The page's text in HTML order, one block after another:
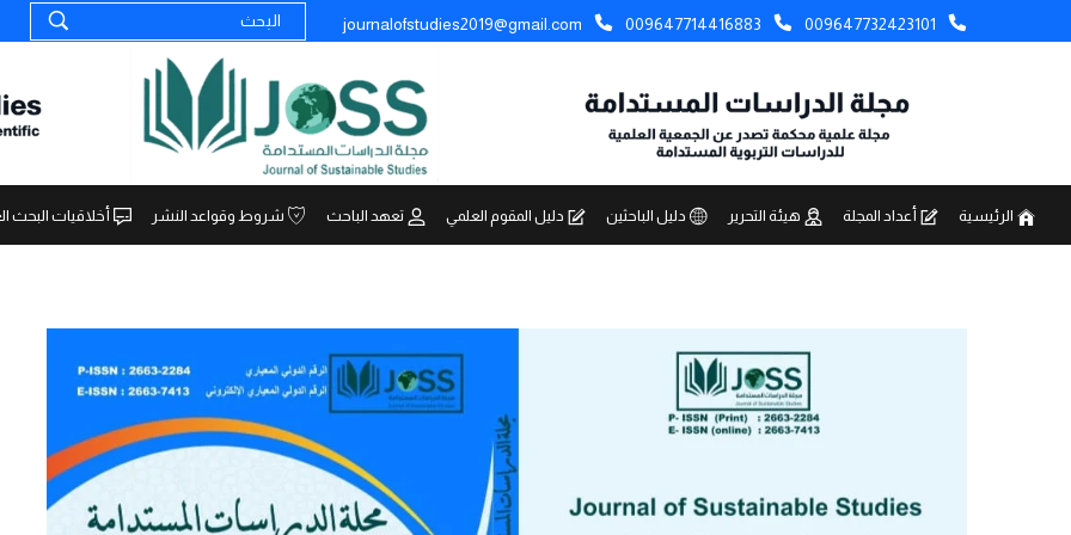
009647732423101
009647714416883
journalofstudies2019@gmail.com
الرئيسية أعداد المجلة هيئة التحرير دليل الباحثين دليل المقوم العلمي تعهد الباحث شروط وقواعد النشر أخلاقيات البحث